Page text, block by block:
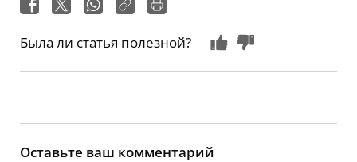
Была ли статья полезной?
Оставьте ваш комментарий